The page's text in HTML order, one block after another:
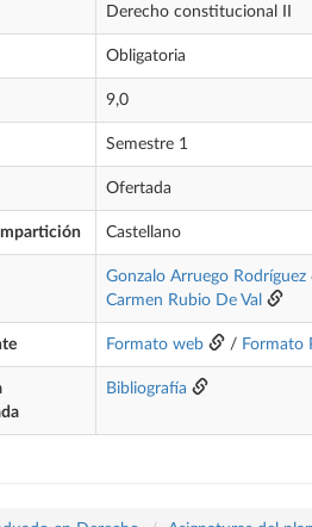
Derecho constitucional II
Obligatoria
9,0
Semestre 1
Ofertada
Castellano
Gonzalo Arruego Rodríguez
Carmen Rubio De Val
Formato web / Formato
Bibliografía